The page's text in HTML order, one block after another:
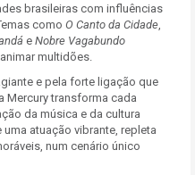
brasileiras com influências
como O Canto da Cidade,
e Nobre Vagabundo
multidões.
e pela forte ligação que
Mercury transforma cada
da música e da cultura
uma atuação vibrante, repleta
num cenário único